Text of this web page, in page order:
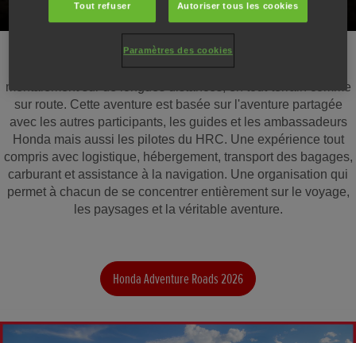
Chaque événement est conçu pour permettre aux pilotes de
repousser leurs limites physiquement, techniquement et
mentalement sur de longues distances, en tout-terrain comme
sur route. Cette aventure est basée sur l'aventure partagée
avec les autres participants, les guides et les ambassadeurs
Honda mais aussi les pilotes du HRC. Une expérience tout
compris avec logistique, hébergement, transport des bagages,
carburant et assistance à la navigation. Une organisation qui
permet à chacun de se concentrer entièrement sur le voyage,
les paysages et la véritable aventure.
Honda Adventure Roads 2026
Tout refuser Autoriser tous les cookies
Paramètres des cookies